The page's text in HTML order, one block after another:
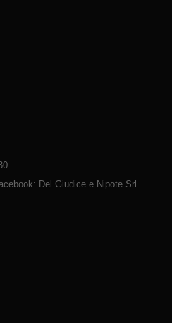
Del Giudice e Nipote Srl